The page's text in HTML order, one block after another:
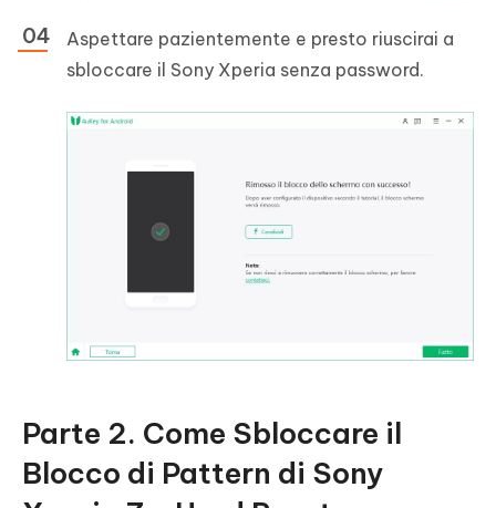
Aspettare pazientemente e presto riuscirai a
sbloccare il Sony Xperia senza password.
Parte 2. Come Sbloccare il
Blocco di Pattern di Sony